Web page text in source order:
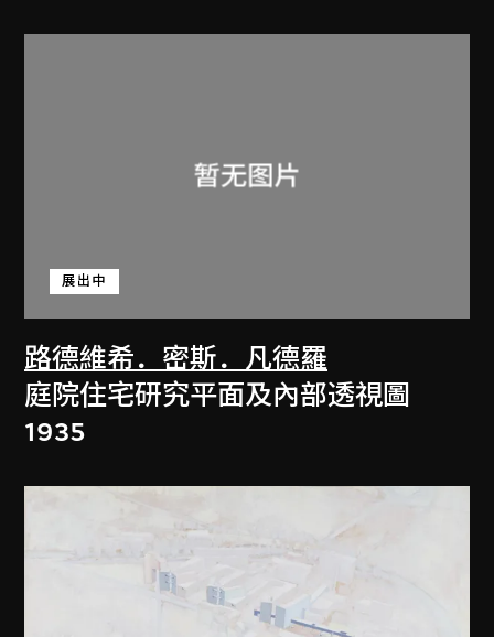
路德維希．密斯．凡德羅
展出中
庭院住宅研究平面及內部透視圖
1935